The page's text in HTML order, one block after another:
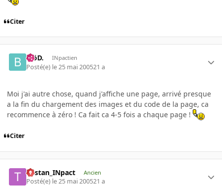
Citer
.BöD. INpactien
Posté(e) le 25 mai 200521 a
Moi j'ai autre chose, quand j'affiche une page, arrivé presque
a la fin du chargement des images et du code de la page, ca
recommence à zéro ! Ca fait ca 4-5 fois a chaque page !
Citer
Tristan_INpact Ancien
Posté(e) le 25 mai 200521 a